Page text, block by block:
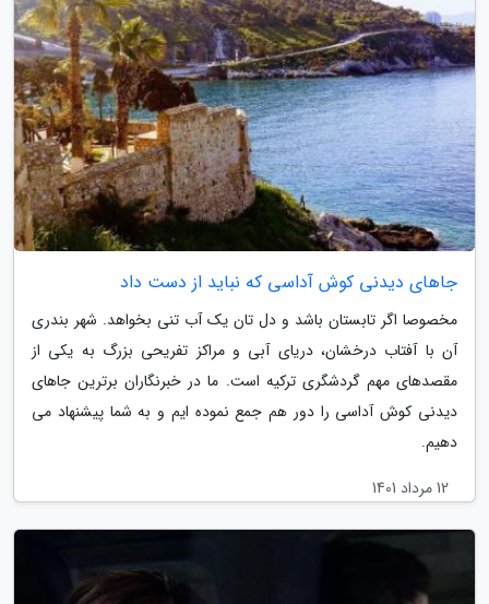
جاهای دیدنی کوش آداسی که نباید از دست داد
مخصوصا اگر تابستان باشد و دل تان یک آب تنی بخواهد. شهر بندری
آن با آفتاب درخشان، دریای آبی و مراکز تفریحی بزرگ به یکی از
مقصدهای مهم گردشگری ترکیه است. ما در خبرنگاران برترین جاهای
دیدنی کوش آداسی را دور هم جمع نموده ایم و به شما پیشنهاد می
دهیم.
12 مرداد 1401